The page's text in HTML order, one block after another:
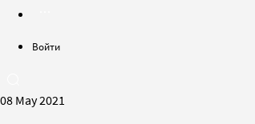
Войти
08 May 2021